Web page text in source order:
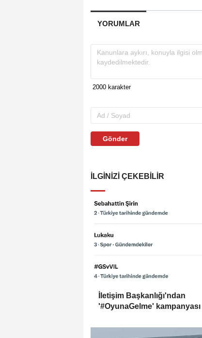
YORUMLAR
Gönder
İLGINIZI ÇEKEBILIR
İletişim Başkanlığı'ndan
'#OyunaGelme' kampanyası